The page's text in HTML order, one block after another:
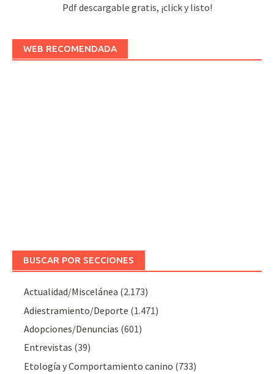
Pdf descargable gratis, ¡click y listo!
WEB RECOMENDADA
BUSCAR POR SECCIONES
Actualidad/Miscelánea (2.173)
Adiestramiento/Deporte (1.471)
Adopciones/Denuncias (601)
Entrevistas (39)
Etología y Comportamiento canino (733)